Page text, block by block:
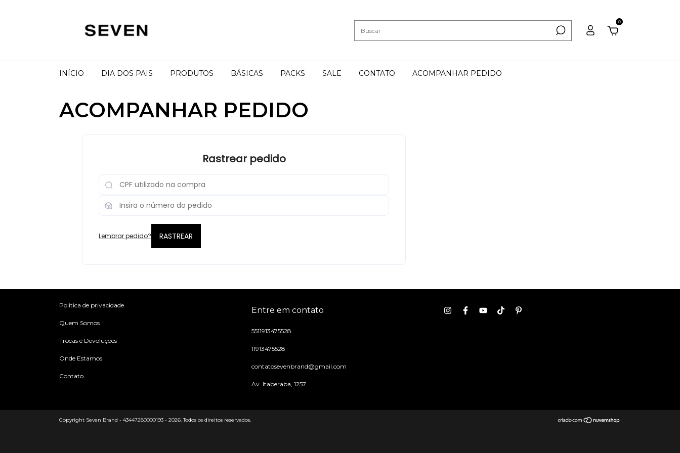
0
INÍCIO DIA DOS PAIS PRODUTOS BÁSICAS PACKS SALE CONTATO ACOMPANHAR PEDIDO
ACOMPANHAR PEDIDO
Rastrear pedido
Lembrar pedido? RASTREAR
Politica de privacidade
Quem Somos
Trocas e Devoluções
Onde Estamos
Contato
Entre em contato
5511913475528
11913475528
contatosevenbrand@gmail.com
Av. Itaberaba, 1257
Copyright Seven Brand - 43447280000193 - 2026. Todos os direitos reservados.